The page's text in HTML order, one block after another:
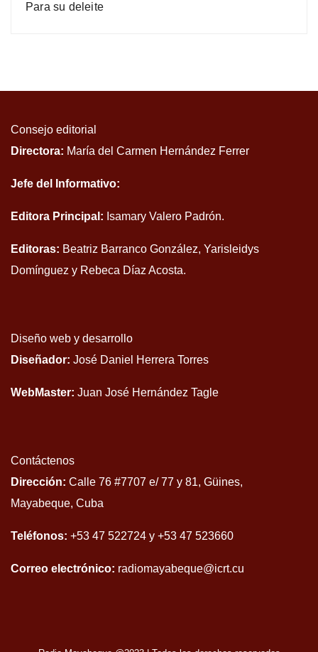
Para su deleite
Consejo editorial
Directora: María del Carmen Hernández Ferrer
Jefe del Informativo:
Editora Principal: Isamary Valero Padrón.
Editoras: Beatriz Barranco González, Yarisleidys
Domínguez y Rebeca Díaz Acosta.
Diseño web y desarrollo
Diseñador: José Daniel Herrera Torres
WebMaster: Juan José Hernández Tagle
Contáctenos
Dirección: Calle 76 #7707 e/ 77 y 81, Güines,
Mayabeque, Cuba
Teléfonos: +53 47 522724 y +53 47 523660
Correo electrónico: radiomayabeque@icrt.cu